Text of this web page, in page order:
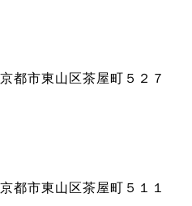
都市東山区茶屋町５２７
都市東山区茶屋町５１１